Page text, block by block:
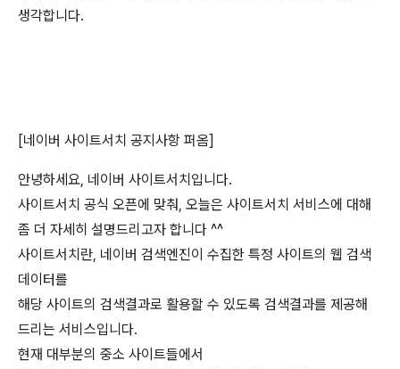
생각합니다.
[네이버 사이트서치 공지사항 퍼옴]
안녕하세요, 네이버 사이트서치입니다.
사이트서치 공식 오픈에 맞춰, 오늘은 사이트서치 서비스에 대해
좀 더 자세히 설명드리고자 합니다 ^^
사이트서치란, 네이버 검색엔진이 수집한 특정 사이트의 웹 검색
데이터를
해당 사이트의 검색결과로 활용할 수 있도록 검색결과를 제공해
드리는 서비스입니다.
현재 대부분의 중소 사이트들에서